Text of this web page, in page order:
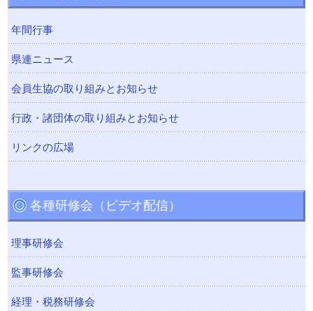
年間行事
県連ニュース
会員生協の取り組みとお知らせ
行政・諸団体の取り組みとお知らせ
リンクの広場
各種研修会（ビデオ配信）
理事研修会
監事研修会
経理・税務研修会